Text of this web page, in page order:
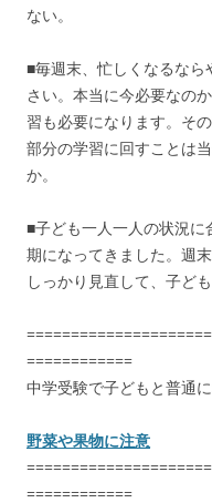
ない。
■毎週末、忙しくなるな
さい。本当に今必要なの
習も必要になります。そ
部分の学習に回すことは
か。
■子ども一人一人の状況
期になってきました。週
しっかり見直して、子ど
============
中学受験で子どもと普通
野菜や果物に注意
============